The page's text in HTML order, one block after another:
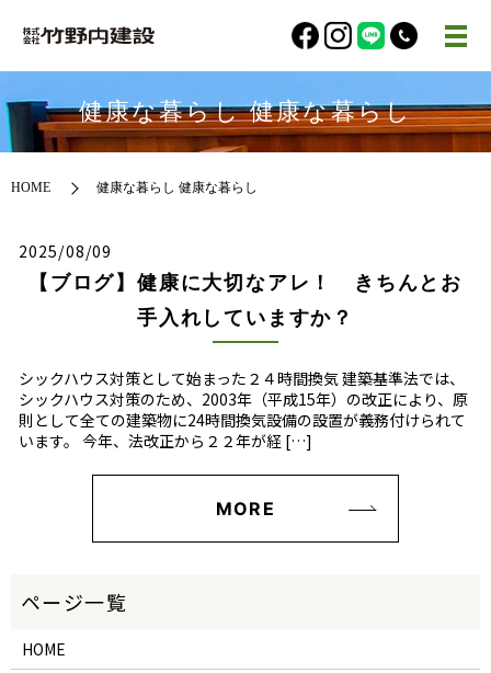
健康な暮らし 健康な暮らし
HOME 健康な暮らし 健康な暮らし
2025/08/09
【ブログ】健康に大切なアレ！ きちんとお
手入れしていますか？
シックハウス対策として始まった２４時間換気 建築基準法では、
シックハウス対策のため、2003年（平成15年）の改正により、原
則として全ての建築物に24時間換気設備の設置が義務付けられて
います。 今年、法改正から２２年が経 […]
MORE
HOME